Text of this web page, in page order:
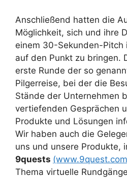
Anschließend hatten die
Möglichkeit, sich und ihre
einem 30-Sekunden-Pitch
auf den Punkt zu bringen.
erste Runde der so
Pilgerreise, bei der die
Stände der Unternehmen
vertiefenden Gesprächen
Produkte und Lösungen
Wir haben auch die
uns und unsere Produkte,
9quests
Thema virtuelle